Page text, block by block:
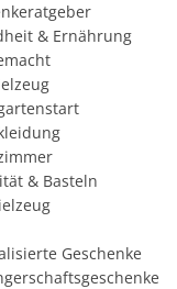
& Ernährung
& Basteln
Geschenke